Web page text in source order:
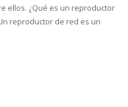
ellos. ¿Qué es un reproductor
reproductor de red es un